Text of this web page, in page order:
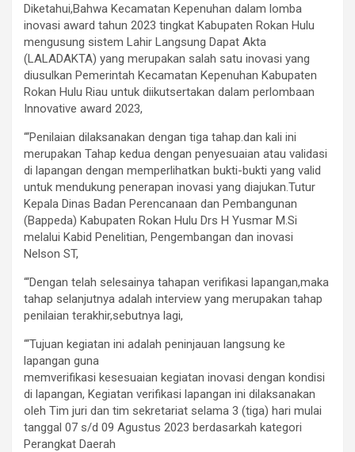
Diketahui,Bahwa Kecamatan Kepenuhan dalam lomba
inovasi award tahun 2023 tingkat Kabupaten Rokan Hulu
mengusung sistem Lahir Langsung Dapat Akta
(LALADAKTA) yang merupakan salah satu inovasi yang
diusulkan Pemerintah Kecamatan Kepenuhan Kabupaten
Rokan Hulu Riau untuk diikutsertakan dalam perlombaan
Innovative award 2023,
“‘Penilaian dilaksanakan dengan tiga tahap.dan kali ini
merupakan Tahap kedua dengan penyesuaian atau validasi
di lapangan dengan memperlihatkan bukti-bukti yang valid
untuk mendukung penerapan inovasi yang diajukan.Tutur
Kepala Dinas Badan Perencanaan dan Pembangunan
(Bappeda) Kabupaten Rokan Hulu Drs H Yusmar M.Si
melalui Kabid Penelitian, Pengembangan dan inovasi
Nelson ST,
“‘Dengan telah selesainya tahapan verifikasi lapangan,maka
tahap selanjutnya adalah interview yang merupakan tahap
penilaian terakhir,sebutnya lagi,
“‘Tujuan kegiatan ini adalah peninjauan langsung ke
lapangan guna
memverifikasi kesesuaian kegiatan inovasi dengan kondisi
di lapangan, Kegiatan verifikasi lapangan ini dilaksanakan
oleh Tim juri dan tim sekretariat selama 3 (tiga) hari mulai
tanggal 07 s/d 09 Agustus 2023 berdasarkah kategori
Perangkat Daerah